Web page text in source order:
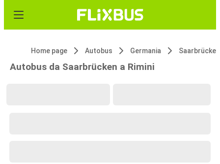
Home page Autobus Germania Saarbrücken
Autobus da Saarbrücken a Rimini